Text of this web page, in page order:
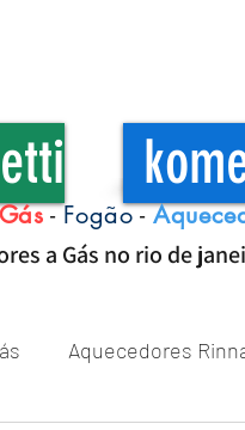
-Fogão-
a Gás no rio de
Aquecedores